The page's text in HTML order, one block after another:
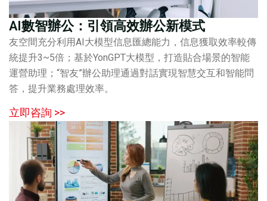
AI數智辦公：引領高效辦公新模式
友空間充分利用AI大模型信息匯總能力，信息獲取效率較傳
統提升3~5倍；基於YonGPT大模型，打造貼合場景的智能
運營助理；“智友”辦公助理通過對話實現智慧交互和智能問
答，提升業務處理效率。
立即咨詢 >>